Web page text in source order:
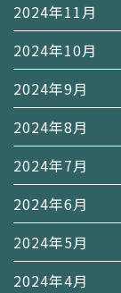
2024年11月
2024年10月
2024年9月
2024年8月
2024年7月
2024年6月
2024年5月
2024年4月